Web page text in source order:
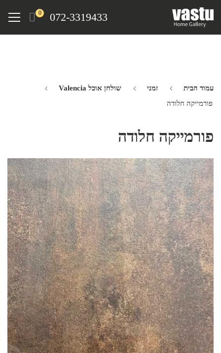
072-3319433
0
Menu
עמוד הבית זמני
שולחן אוכל Valencia
פורמייקה חלודה
פורמייקה חלודה